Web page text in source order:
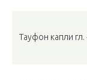
Тауфон капли гл.